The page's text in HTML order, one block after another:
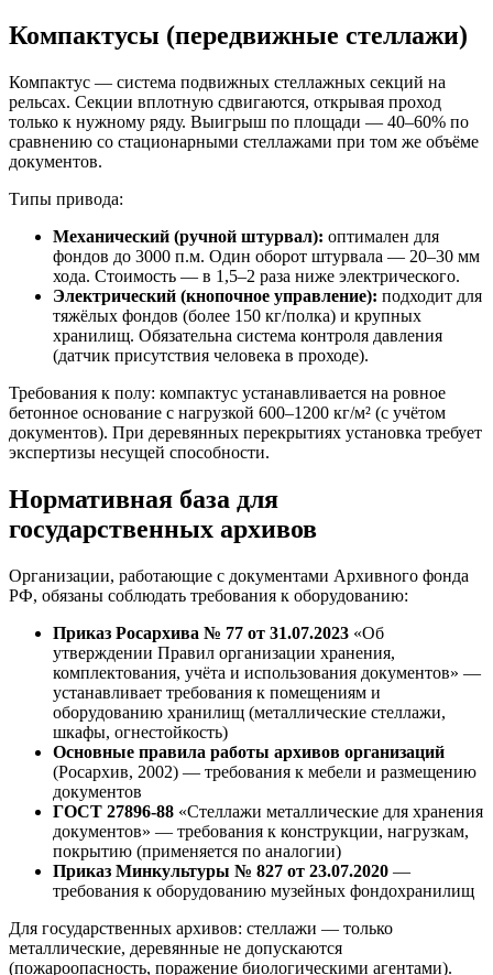
Компактусы (передвижные стеллажи)
Компактус — система подвижных стеллажных секций на
рельсах. Секции вплотную сдвигаются, открывая проход
только к нужному ряду. Выигрыш по площади — 40–60% по
сравнению со стационарными стеллажами при том же объёме
документов.
Типы привода:
Механический (ручной штурвал): оптимален для
фондов до 3000 п.м. Один оборот штурвала — 20–30 мм
хода. Стоимость — в 1,5–2 раза ниже электрического.
Электрический (кнопочное управление): подходит для
тяжёлых фондов (более 150 кг/полка) и крупных
хранилищ. Обязательна система контроля давления
(датчик присутствия человека в проходе).
Требования к полу: компактус устанавливается на ровное
бетонное основание с нагрузкой 600–1200 кг/м² (с учётом
документов). При деревянных перекрытиях установка требует
экспертизы несущей способности.
Нормативная база для
государственных архивов
Организации, работающие с документами Архивного фонда
РФ, обязаны соблюдать требования к оборудованию:
Приказ Росархива № 77 от 31.07.2023 «Об
утверждении Правил организации хранения,
комплектования, учёта и использования документов» —
устанавливает требования к помещениям и
оборудованию хранилищ (металлические стеллажи,
шкафы, огнестойкость)
Основные правила работы архивов организаций
(Росархив, 2002) — требования к мебели и размещению
документов
ГОСТ 27896-88 «Стеллажи металлические для хранения
документов» — требования к конструкции, нагрузкам,
покрытию (применяется по аналогии)
Приказ Минкультуры № 827 от 23.07.2020 —
требования к оборудованию музейных фондохранилищ
Для государственных архивов: стеллажи — только
металлические, деревянные не допускаются
(пожароопасность, поражение биологическими агентами).